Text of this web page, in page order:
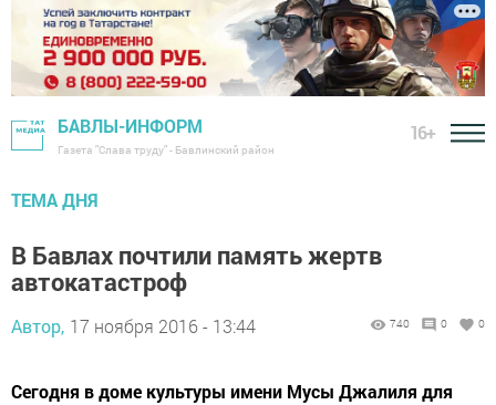
БАВЛЫ-ИНФОРМ
Газета "Слава труду" - Бавлинский район
16+
ТЕМА ДНЯ
В Бавлах почтили память жертв
автокатастроф
Автор, 17 ноября 2016 - 13:44 740 0 0
Сегодня в доме культуры имени Мусы Джалиля для